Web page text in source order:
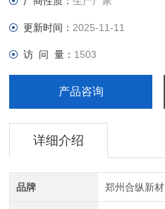
更新时间： 2025-11-11
访 问 量： 1503
产品咨询
详细介绍
品牌 郑州合纵新材